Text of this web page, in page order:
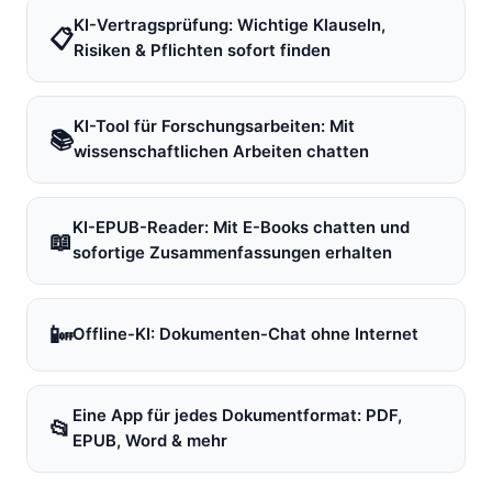
📋KI-Vertragsprüfung: Wichtige Klauseln,
Risiken & Pflichten sofort finden
📚KI-Tool für Forschungsarbeiten: Mit
wissenschaftlichen Arbeiten chatten
📖KI-EPUB-Reader: Mit E-Books chatten und
sofortige Zusammenfassungen erhalten
📴Offline-KI: Dokumenten-Chat ohne Internet
📂 Eine App für jedes Dokumentformat: PDF,
EPUB, Word & mehr